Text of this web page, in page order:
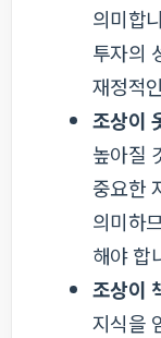
의미합
투자의
재정적
조상이
높아질
중요한
의미하
해야 합
조상이
지식을